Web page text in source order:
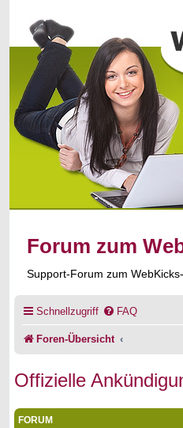
Forum zum
Support-Forum zum
Schnellzugriff FAQ
Foren-Übersicht
Offizielle
FORUM